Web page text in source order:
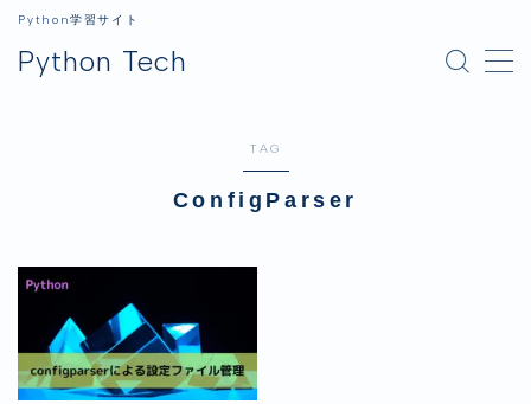
Python Tech
Python学習サイト
MENU
Python入門
ライブラリ
データ分析
GUI
TAG
ConfigParser